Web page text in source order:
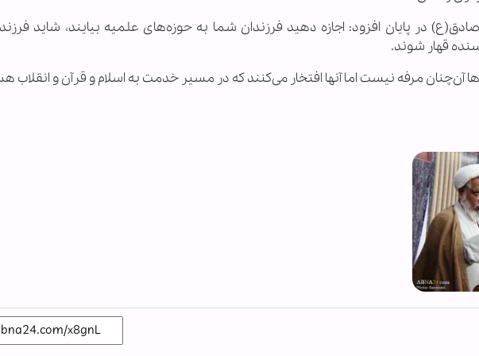
در پایان افزود: اجازه دهید فرزندان شما به حوزه‌های علمیه بیایند، شاید
قهار شوند.
آن‌چنان مرفه نیست اما آنها افتخار می‌کنند که در مسیر خدمت به اسلام و قرآن و انقلاب